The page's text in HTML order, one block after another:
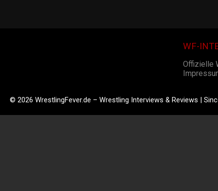
WF-
Offizielle
© 2026 WrestlingFever.de – Wrestling Interviews & Reviews |